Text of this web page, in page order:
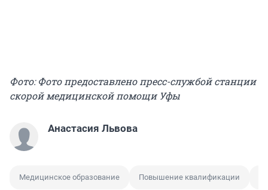
Фото: Фото предоставлено пресс-службой станции
скорой медицинской помощи Уфы
Анастасия Львова
Медицинское образование Повышение квалификации